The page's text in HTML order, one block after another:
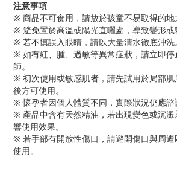
注意事項
※ 商品不可食用，請放於孩童不易取得的地
※ 避免置於高溫或陽光直曬處，導致變形或
※ 若不慎誤入眼睛，請以大量清水徹底沖洗。
※ 如有紅、腫、過敏等異常症狀，請立即
師。
※ 初次使用或敏感肌者，請先試用於局部
後方可使用。
※ 懷孕者因個人體質不同，實際狀況仍應諮
※ 產品中含有天然精油，若出現變色或沉
響使用效果。
※ 若手部有開放性傷口，請避開傷口與周遭
使用。